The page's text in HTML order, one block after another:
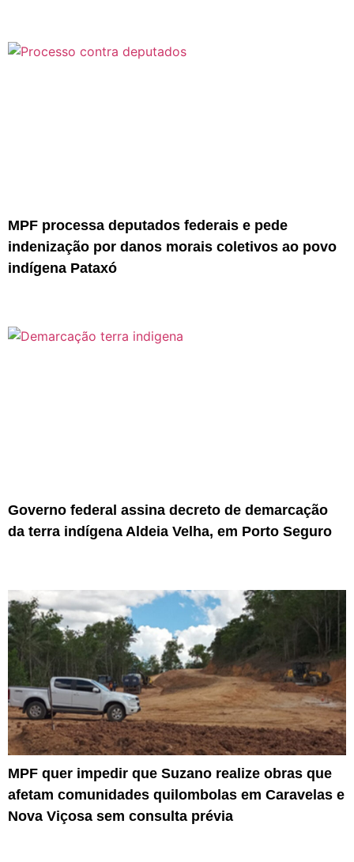
MPF processa deputados federais e pede
indenização por danos morais coletivos ao povo
indígena Pataxó
Governo federal assina decreto de demarcação
da terra indígena Aldeia Velha, em Porto Seguro
MPF quer impedir que Suzano realize obras que
afetam comunidades quilombolas em Caravelas e
Nova Viçosa sem consulta prévia